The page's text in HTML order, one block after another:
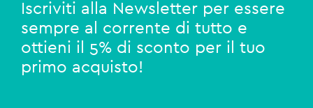
Iscriviti alla Newsletter per essere
sempre al corrente di tutto e
ottieni il 5% di sconto per il tuo
primo acquisto!